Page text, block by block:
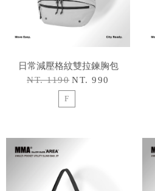
日常減壓格紋雙拉鍊胸包
NT. 1190 NT. 990
F